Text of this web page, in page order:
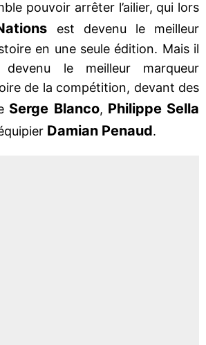
pouvoir arrêter l’ailier, qui lors
est devenu le meilleur
en une seule édition. Mais il
le meilleur marqueur
de la compétition, devant des
Serge Blanco, Philippe Sella
Damian Penaud.